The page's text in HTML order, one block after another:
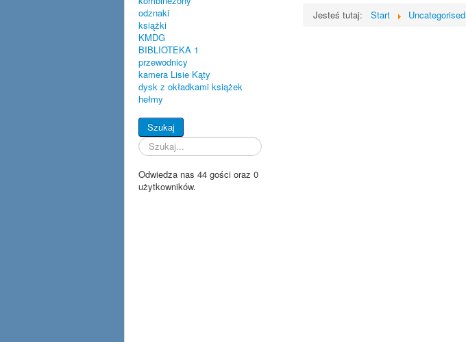
odznaki
książki
KMDG
BIBLIOTEKA 1
przewodnicy
kamera Lisie Kąty
dysk z okładkami książek
hełmy
Szukaj
Odwiedza nas 44 gości oraz 0
użytkowników.
Jesteś tutaj: Start Uncategorised